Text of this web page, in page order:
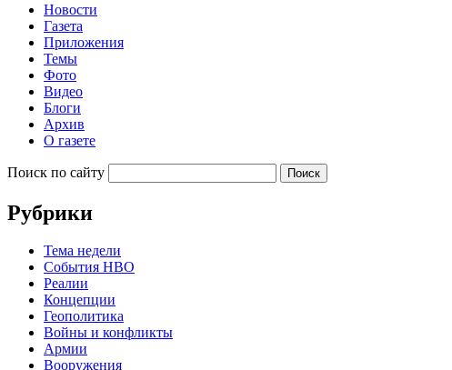
Новости
Газета
Приложения
Темы
Фото
Видео
Блоги
Архив
О газете
Поиск по сайту
Рубрики
Тема недели
События НВО
Реалии
Концепции
Геополитика
Войны и конфликты
Армии
Вооружения